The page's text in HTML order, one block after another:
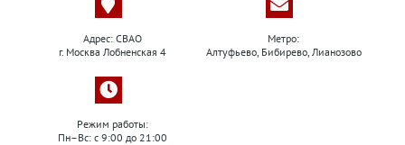
Адрес: СВАО
г. Москва Лобненская 4
Метро:
Алтуфьево, Бибирево, Лианозово
Режим работы:
Пн–Вс: с 9:00 до 21:00